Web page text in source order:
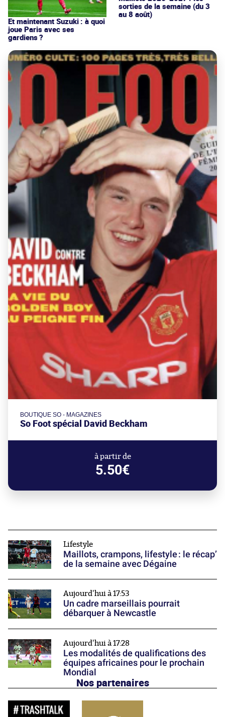
Et maintenant Suzuki : à quoi
joue Paris avec ses
gardiens ?
sorties de la semaine (du 3
au 8 août)
BOUTIQUE SO - MAGAZINES
So Foot spécial David Beckham
à partir de
5.50€
Lifestyle
Maillots, crampons, lifestyle : le récap’
de la semaine avec Dégaine
Aujourd'hui à 17:53
Un cadre marseillais pourrait
débarquer à Newcastle
Aujourd'hui à 17:28
Les modalités de qualifications des
équipes africaines pour le prochain
Mondial
Nos partenaires